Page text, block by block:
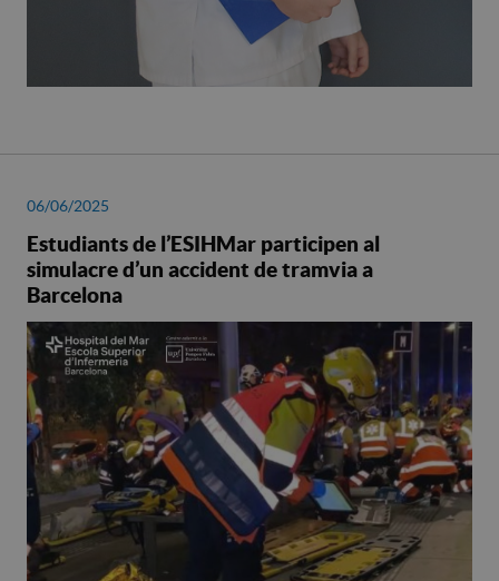
06/06/2025
Estudiants de l’ESIHMar participen al
simulacre d’un accident de tramvia a
Barcelona